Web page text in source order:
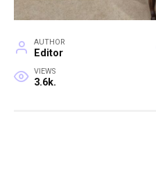
AUTHOR
Editor
VIEWS
3.6k.